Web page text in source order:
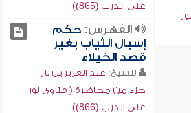
على الدرب (865))
الفهرس:حكم
إسبال الثياب بغير
قصد الخيلاء
للشيخ: عبد العزيز بن باز
جزء من محاضرة ( فتاوى نور
على الدرب (866))